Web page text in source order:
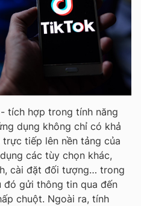
tích hợp trong tính năng
dụng không chỉ có khả
tiếp lên nền tảng của
các tùy chọn khác,
cài đặt đối tượng… trong
đó gửi thông tin qua đến
chuột. Ngoài ra, tính